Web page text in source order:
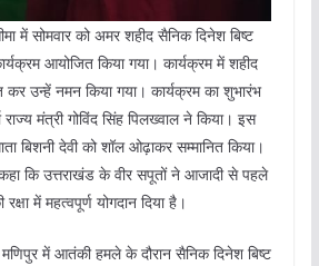
में सोमवार को अमर शहीद सैनिक दिनेश बिष्ट
आयोजित किया गया। कार्यक्रम में शहीद
कर उन्हें नमन किया गया। कार्यक्रम का शुभारंभ
मंत्री गोविंद सिंह पिलख्वाल ने किया। इस
बिशनी देवी को शॉल ओढ़ाकर सम्मानित किया।
कि उत्तराखंड के वीर सपूतों ने आजादी से पहले
में महत्वपूर्ण योगदान दिया है।
मणिपुर में आतंकी हमले के दौरान सैनिक दिनेश बिष्ट